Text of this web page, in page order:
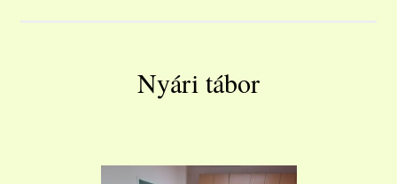
Nyári tábor